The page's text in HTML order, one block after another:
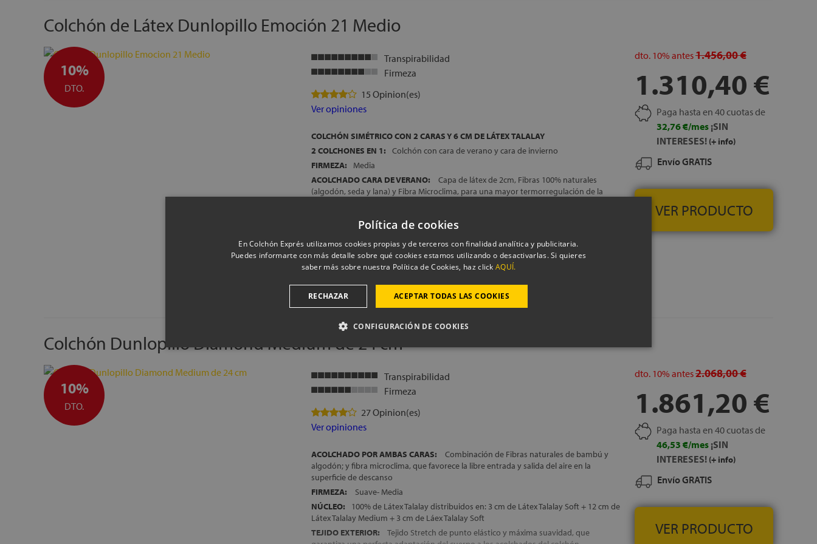
ALTURA:
+/- 22 cm
Colchón de Látex Dunlopillo Emoción 21 Medio
10%
DTO.
Transpirabilidad
Firmeza
15 Opinion(es)
Ver opiniones
COLCHÓN SIMÉTRICO CON 2 CARAS Y 6 CM DE LÁTEX TALALAY
2 COLCHONES EN 1:
Colchón con cara de verano y cara de invierno
FIRMEZA:
Media
ACOLCHADO CARA DE VERANO:
Capa de látex de 2cm, Fibras 100% naturales
(algodón, seda y lana) y Fibra Microclima, para una mayor termorregulación de la
Adaptech Foam, Fibras 100% naturales (algodón,seda y lana) y Fibra microclima
NÚCLEO 100% DE LÁTEX:
Perfecta combinación de Látex Talalay Medium,
considerado el mejor látex del mundo y de Látex Dunlop, látex de formulación
especial, desarrollado por Dunlopillo
Foam, Fibras 100% naturales (algodón,seda y lana) y Fibra microclima
DESENFUNDABLE: Con cremallera
ENVÍO, MONTAJE Y RETIRADA DEL ANTIGUO COLCHÓN, GRATIS
ALTURA: +/- 21 cm
Mostrar más
dto. 10% antes1.456,00 €
1.310,40 €
Paga hasta en 40 cuotas de
32,76 €/mes ¡SIN
INTERESES! (+ info)
Envío GRATIS
VER PRODUCTO
Colchón Dunlopillo Diamond Medium de 24 cm
10%
DTO.
Transpirabilidad
Firmeza
27 Opinion(es)
Ver opiniones
ACOLCHADO POR AMBAS CARAS:
Combinación de Fibras naturales de bambú y
algodón; y fibra microclima, que favorece la libre entrada y salida del aire en la
superficie de descanso
FIRMEZA:
Suave- Media
NÚCLEO:
100% de Látex Talalay distribuidos en: 3 cm de Látex Talalay Soft + 12 cm de
Látex Talalay Medium + 3 cm de Láex Talalay Soft
TEJIDO EXTERIOR:
Tejido Stretch de punto elástico y máxima suavidad, que
dto. 10% antes2.068,00 €
1.861,20 €
Paga hasta en 40 cuotas de
46,53 €/mes ¡SIN
INTERESES! (+ info)
Envío GRATIS
VER PRODUCTO
Política de cookies
En Colchón Exprés utilizamos cookies propias y de terceros con finalidad analítica y publicitaria.
Puedes informarte con más detalle sobre qué cookies estamos utilizando o desactivarlas. Si quieres
saber más sobre nuestra Política de Cookies, haz click AQUÍ.
ACEPTAR TODAS LAS COOKIES
RECHAZAR
CONFIGURACIÓN DE COOKIES